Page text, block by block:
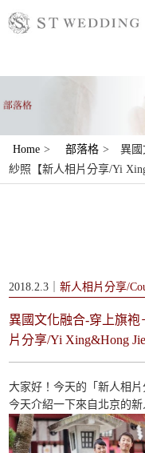
Home > 部落格 >
異國
紗照【新人相片分享/Yi
2018.2.3｜新人相片分享/
異國文化融合-穿上旗
片分享/Yi Xing&Hong Jie
大家好！今天的「新人相
今天介紹一下來自北京的新